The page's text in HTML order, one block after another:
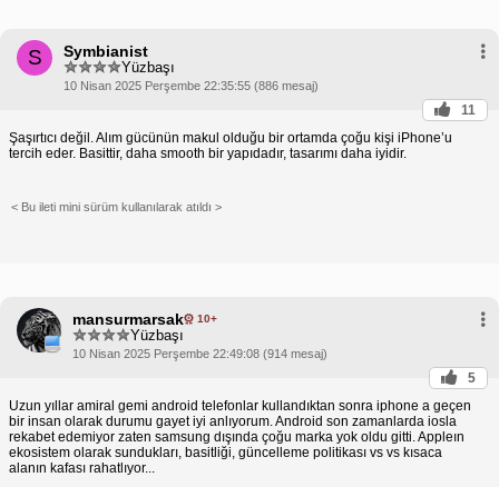
S Symbianist
Yüzbaşı
10 Nisan 2025 Perşembe 22:35:55 (886 mesaj)
11
Şaşırtıcı değil. Alım gücünün makul olduğu bir ortamda çoğu kişi iPhone’u
tercih eder. Basittir, daha smooth bir yapıdadır, tasarımı daha iyidir.
< Bu ileti mini sürüm kullanılarak atıldı >
mansurmarsak 10+
Yüzbaşı
10 Nisan 2025 Perşembe 22:49:08 (914 mesaj)
5
Uzun yıllar amiral gemi android telefonlar kullandıktan sonra iphone a geçen
bir insan olarak durumu gayet iyi anlıyorum. Android son zamanlarda iosla
rekabet edemiyor zaten samsung dışında çoğu marka yok oldu gitti. Appleın
ekosistem olarak sundukları, basitliği, güncelleme politikası vs vs kısaca
alanın kafası rahatlıyor...